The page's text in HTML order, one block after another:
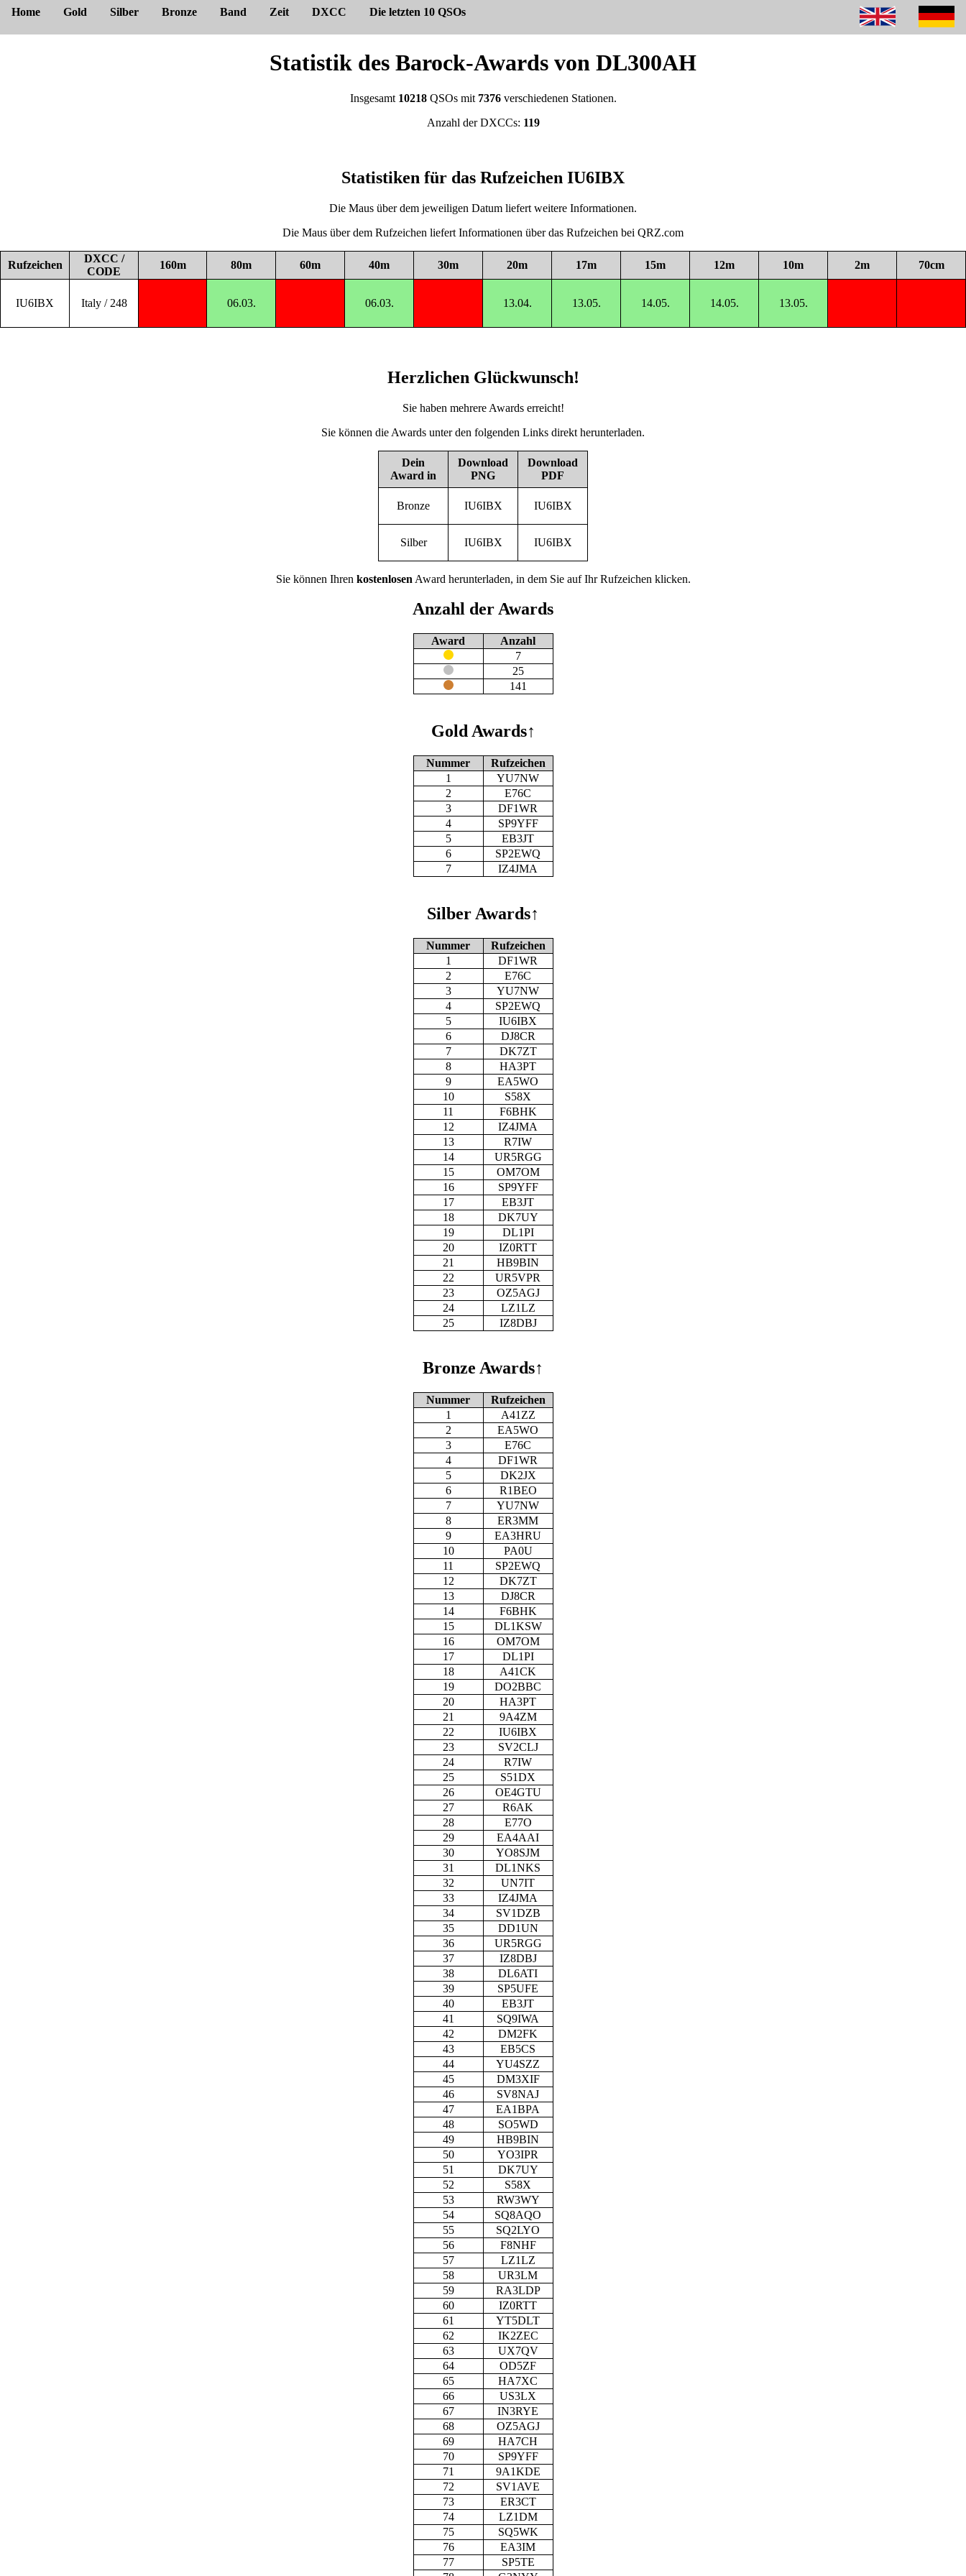
Home Gold Silber Bronze Band Zeit DXCC Die letzten 10 QSOs
Statistik des Barock-Awards von DL300AH
Insgesamt 10218QSOs mit 7376verschiedenen Stationen.
Anzahl der DXCCs: 119
Statistiken für das Rufzeichen IU6IBX
Die Maus über dem jeweiligen Datum liefert weitere Informationen.
Die Maus über dem Rufzeichen liefert Informationen über das Rufzeichen bei QRZ.com
Rufzeichen
DXCC /
CODE
160m 80m 60m 40m 30m 20m 17m 15m 12m 10m 2m 70cm
IU6IBX Italy / 248 06.03. 06.03. 13.04. 13.05. 14.05. 14.05. 13.05.
Herzlichen Glückwunsch!
Sie haben mehrere Awards erreicht!
Sie können die Awards unter den folgenden Links direkt herunterladen.
Dein
Award in
Download
PNG
Download
PDF
Bronze IU6IBX IU6IBX
Silber IU6IBX IU6IBX
Sie können Ihren kostenlosen Award herunterladen, in dem Sie auf Ihr Rufzeichen klicken.
Anzahl der Awards
Award
Anzahl
7
25
141
Gold Awards↑
Nummer
Rufzeichen
1
YU7NW
2
E76C
3
DF1WR
4
SP9YFF
5
EB3JT
6
SP2EWQ
7
IZ4JMA
Silber Awards↑
Nummer
Rufzeichen
1
DF1WR
2
E76C
3
YU7NW
4
SP2EWQ
5
IU6IBX
6
DJ8CR
7
DK7ZT
8
HA3PT
9
EA5WO
10
S58X
11
F6BHK
12
IZ4JMA
13
R7IW
14
UR5RGG
15
OM7OM
16
SP9YFF
17
EB3JT
18
DK7UY
19
DL1PI
20
IZ0RTT
21
HB9BIN
22
UR5VPR
23
OZ5AGJ
24
LZ1LZ
25
IZ8DBJ
Bronze Awards↑
Nummer
Rufzeichen
1
A41ZZ
2
EA5WO
3
E76C
4
DF1WR
5
DK2JX
6
R1BEO
7
YU7NW
8
ER3MM
9
EA3HRU
10
PA0U
11
SP2EWQ
12
DK7ZT
13
DJ8CR
14
F6BHK
15
DL1KSW
16
OM7OM
17
DL1PI
18
A41CK
19
DO2BBC
20
HA3PT
21
9A4ZM
22
IU6IBX
23
SV2CLJ
24
R7IW
25
S51DX
26
OE4GTU
27
R6AK
28
E77O
29
EA4AAI
30
YO8SJM
31
DL1NKS
32
UN7IT
33
IZ4JMA
34
SV1DZB
35
DD1UN
36
UR5RGG
37
IZ8DBJ
38
DL6ATI
39
SP5UFE
40
EB3JT
41
SQ9IWA
42
DM2FK
43
EB5CS
44
YU4SZZ
45
DM3XIF
46
SV8NAJ
47
EA1BPA
48
SO5WD
49
HB9BIN
50
YO3IPR
51
DK7UY
52
S58X
53
RW3WY
54
SQ8AQO
55
SQ2LYO
56
F8NHF
57
LZ1LZ
58
UR3LM
59
RA3LDP
60
IZ0RTT
61
YT5DLT
62
IK2ZEC
63
UX7QV
64
OD5ZF
65
HA7XC
66
US3LX
67
IN3RYE
68
OZ5AGJ
69
HA7CH
70
SP9YFF
71
9A1KDE
72
SV1AVE
73
ER3CT
74
LZ1DM
75
SQ5WK
76
EA3IM
77
SP5TE